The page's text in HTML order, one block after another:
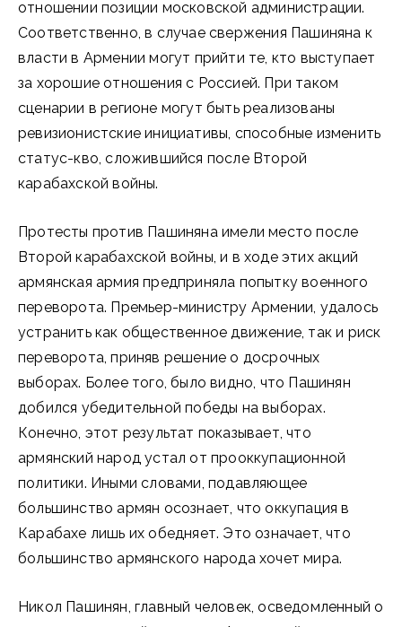
отношении позиции московской администрации.
Соответственно, в случае свержения Пашиняна к
власти в Армении могут прийти те, кто выступает
за хорошие отношения с Россией. При таком
сценарии в регионе могут быть реализованы
ревизионистские инициативы, способные изменить
статус-кво, сложившийся после Второй
карабахской войны.
Протесты против Пашиняна имели место после
Второй карабахской войны, и в ходе этих акций
армянская армия предприняла попытку военного
переворота. Премьер-министру Армении, удалось
устранить как общественное движение, так и риск
переворота, приняв решение о досрочных
выборах. Более того, было видно, что Пашинян
добился убедительной победы на выборах.
Конечно, этот результат показывает, что
армянский народ устал от прооккупационной
политики. Иными словами, подавляющее
большинство армян осознает, что оккупация в
Карабахе лишь их обедняет. Это означает, что
большинство армянского народа хочет мира.
Никол Пашинян, главный человек, осведомленный о